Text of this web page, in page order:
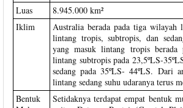
Luas
8.945.000 km²
Iklim
Australia berada pada tiga
lintang tropis, subtropis, dan
yang masuk lintang tropis berada
lintang subtropis pada 23,5ºLS-
sedang pada 35ºLS- 44ºLS. Dari
lintang sedang suhu udaranya terus
Bentuk
Setidaknya terdapat empat bentuk